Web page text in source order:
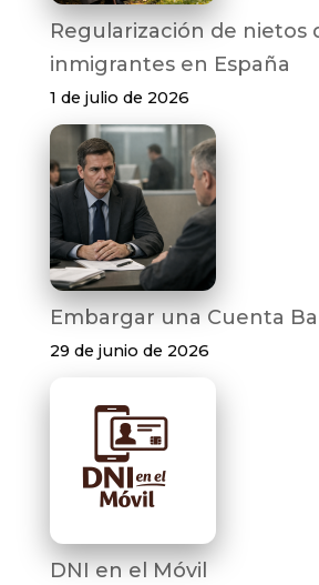
Regularización de nietos
inmigrantes en España
1 de julio de 2026
Embargar una Cuenta
29 de junio de 2026
DNI en el Móvil